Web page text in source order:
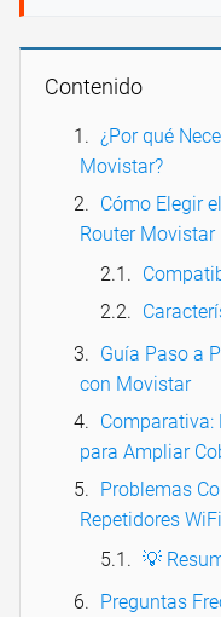
Contenido
¿Por qué
Movistar?
Cómo Elegir
Router Movistar
Guía Paso a
con Movistar
Comparativa:
para Ampliar
Problemas
Repetidores WiFi
💡
Preguntas